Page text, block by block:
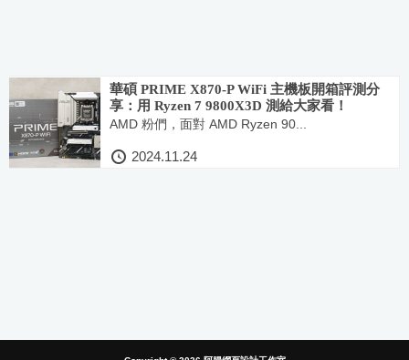
華碩 PRIME X870-P WiFi 主機板開箱評測分
享：用 Ryzen 7 9800X3D 測給大家看！
AMD 粉們，面對 AMD Ryzen 90...
2024.11.24